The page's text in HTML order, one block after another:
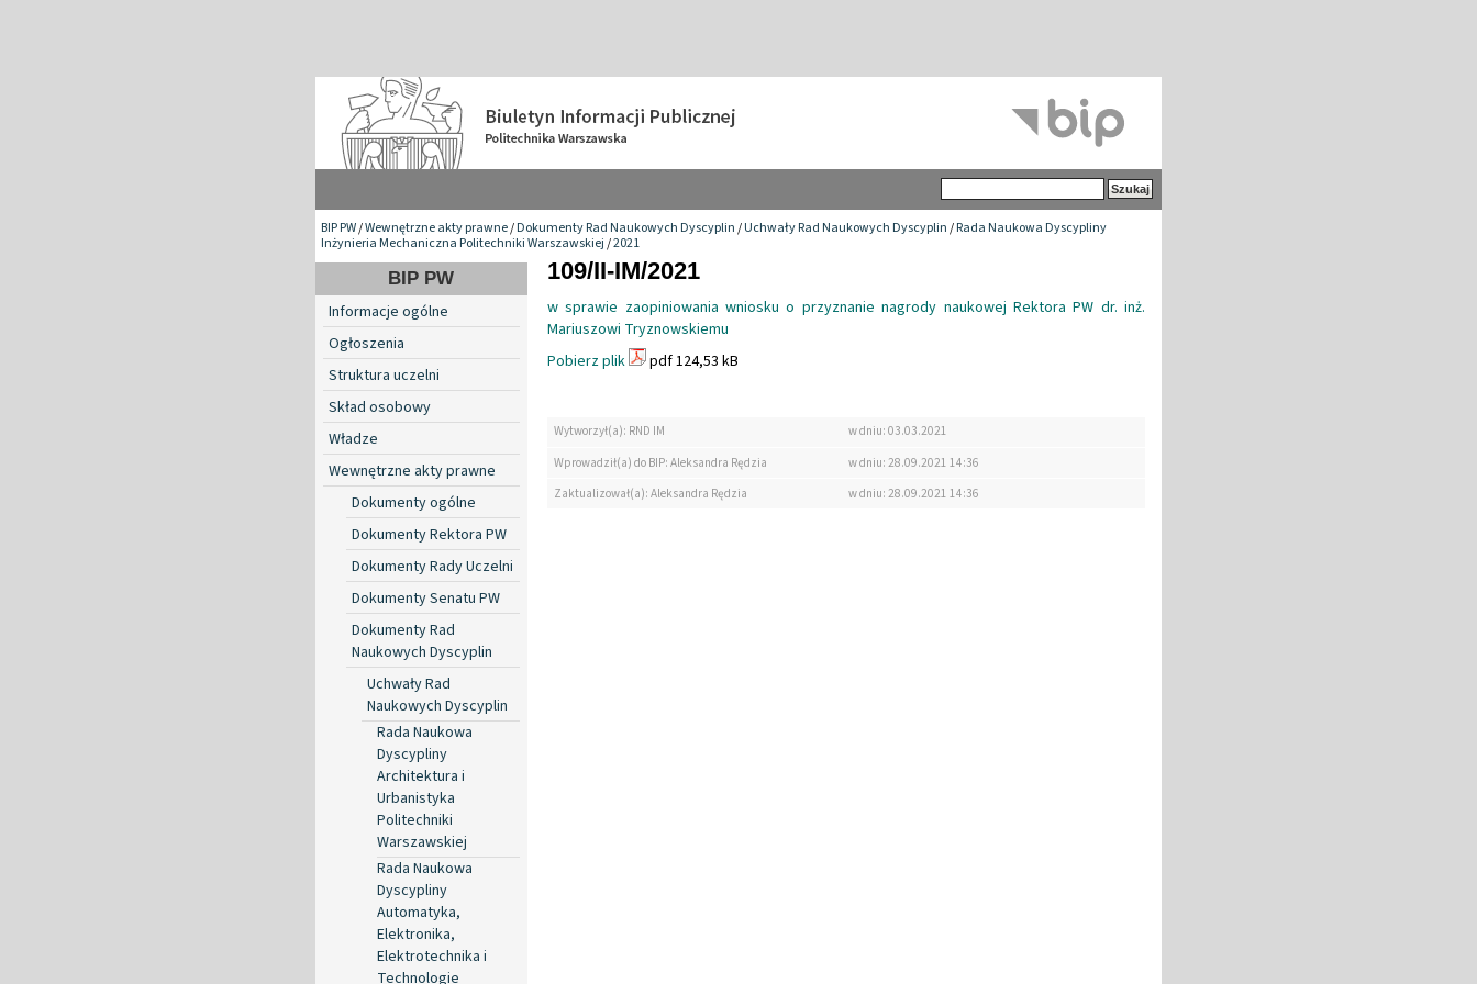
BIP PW/Wewnętrzne akty prawne/Dokumenty Rad Naukowych Dyscyplin/Uchwały Rad Naukowych Dyscyplin/Rada Naukowa Dyscypliny
Inżynieria Mechaniczna Politechniki Warszawskiej/2021
BIP PW
Informacje ogólne
Ogłoszenia
Struktura uczelni
Skład osobowy
Władze
Wewnętrzne akty prawne
Dokumenty ogólne
Dokumenty Rektora PW
Dokumenty Rady Uczelni
Dokumenty Senatu PW
Dokumenty Rad
Naukowych Dyscyplin
Uchwały Rad
Naukowych Dyscyplin
Rada Naukowa
Dyscypliny
Architektura i
Urbanistyka
Politechniki
Warszawskiej
Rada Naukowa
Dyscypliny
Automatyka,
Elektronika,
Elektrotechnika i
Technologie
109/II-IM/2021
w sprawie zaopiniowania wniosku o przyznanie nagrody naukowej Rektora PW dr. inż.
Mariuszowi Tryznowskiemu
Pobierz plik
pdf 124,53 kB
Wytworzył(a): RND IM
w dniu: 03.03.2021
Wprowadził(a) do BIP: Aleksandra Rędzia
w dniu: 28.09.2021 14:36
Zaktualizował(a): Aleksandra Rędzia
w dniu: 28.09.2021 14:36